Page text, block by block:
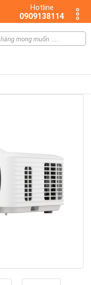
Hotline
0909138114